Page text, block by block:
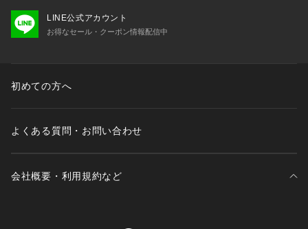
LINE公式アカウント
お得なセール・クーポン情報配信中
初めての方へ
よくある質問・お問い合わせ
会社概要・利用規約など